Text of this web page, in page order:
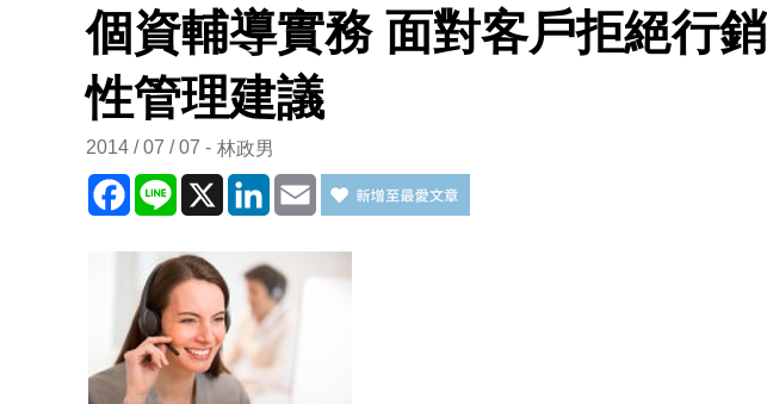
個資輔導實務 面對客戶拒絕行
性管理建議
2014 / 07 / 07 林政男
Facebook
Line X LinkedInEmail